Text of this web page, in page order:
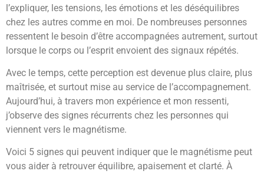
l’expliquer, les tensions, les émotions et les déséquilibres
chez les autres comme en moi. De nombreuses personnes
ressentent le besoin d’être accompagnées autrement, surtout
lorsque le corps ou l’esprit envoient des signaux répétés.
Avec le temps, cette perception est devenue plus claire, plus
maîtrisée, et surtout mise au service de l’accompagnement.
Aujourd’hui, à travers mon expérience et mon ressenti,
j’observe des signes récurrents chez les personnes qui
viennent vers le magnétisme.
Voici 5 signes qui peuvent indiquer que le magnétisme peut
vous aider à retrouver équilibre, apaisement et clarté. À